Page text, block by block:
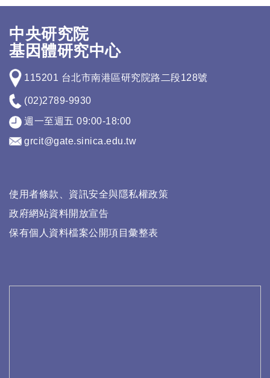
中央研究院
基因體研究中心
115201 台北市南港區研究院路二段128號
(02)2789-9930
週一至週五 09:00-18:00
grcit@gate.sinica.edu.tw
使用者條款、資訊安全與隱私權政策
政府網站資料開放宣告
保有個人資料檔案公開項目彙整表